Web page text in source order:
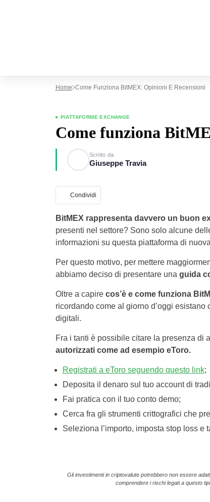
Home Come Funziona BitMEX: Opinioni E Recensioni
PIATTAFORME EXCHANGE
Come funziona
Scritto da
Giuseppe Travia
Condividi
BitMEX rappresenta davvero un buon
presenti nel settore? Sono solo alcune
informazioni su questa piattaforma di
Per questo motivo, per mettere
abbiamo deciso di presentare una guida
Oltre a capire cos’è e come funziona
ricordando come al giorno d’oggi
digitali.
Fra i tanti è possibile citare la presenza di
autorizzati come ad esempio eToro.
Registrati a eToro seguendo questo link;
Deposita il denaro sul tuo account di
Fai pratica con il tuo conto demo;
Cerca fra gli strumenti crittografici che
Seleziona l’importo, imposta stop loss e
Gli investimenti in criptovalute potrebbero non essere
comprendere i rischi legati a questo